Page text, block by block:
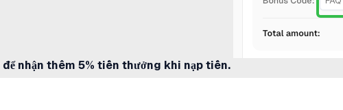
để nhận thêm 5% tiền thưởng khi nạp tiền.